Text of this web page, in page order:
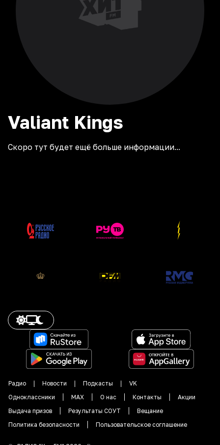
Valiant Kings
Скоро тут будет ещё больше информации...
Радио Новости Подкасты
VK
Одноклассники
MAX О нас Контакты
Акции
Выдача призов
Результаты СОУТ
Вещание
Политика безопасности
Пользовательское соглашение